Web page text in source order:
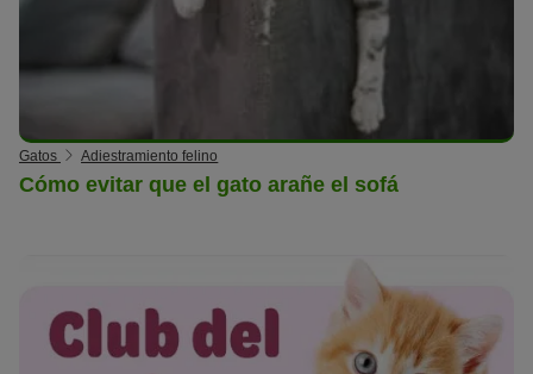
Gatos Adiestramiento felino
Cómo evitar que el gato arañe el sofá